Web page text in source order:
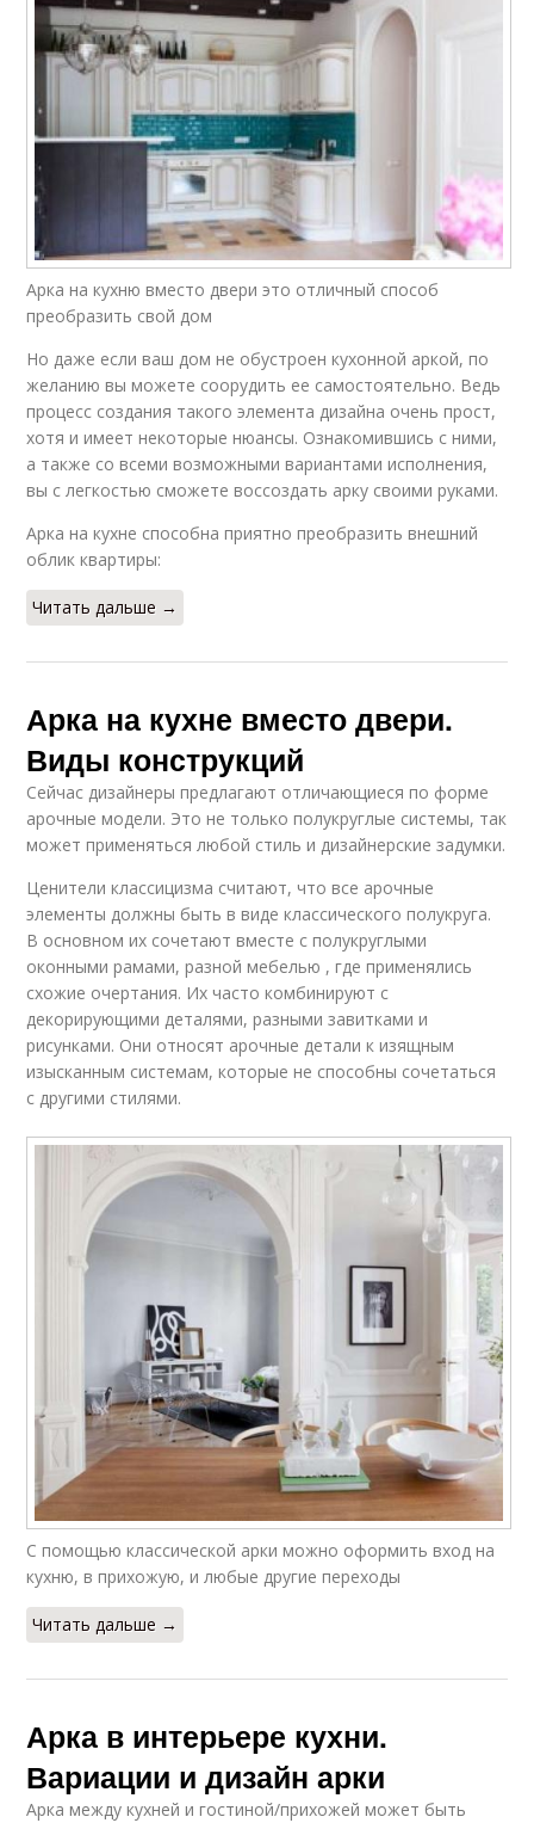
Арка на кухню вместо двери это отличный способ
преобразить свой дом
Но даже если ваш дом не обустроен кухонной аркой, по
желанию вы можете соорудить ее самостоятельно. Ведь
процесс создания такого элемента дизайна очень прост,
хотя и имеет некоторые нюансы. Ознакомившись с ними,
а также со всеми возможными вариантами исполнения,
вы с легкостью сможете воссоздать арку своими руками.
Арка на кухне способна приятно преобразить внешний
облик квартиры:
Читать дальше →
Арка на кухне вместо двери.
Виды конструкций
Сейчас дизайнеры предлагают отличающиеся по форме
арочные модели. Это не только полукруглые системы, так
может применяться любой стиль и дизайнерские задумки.
Ценители классицизма считают, что все арочные
элементы должны быть в виде классического полукруга.
В основном их сочетают вместе с полукруглыми
оконными рамами, разной мебелью , где применялись
схожие очертания. Их часто комбинируют с
декорирующими деталями, разными завитками и
рисунками. Они относят арочные детали к изящным
изысканным системам, которые не способны сочетаться
с другими стилями.
С помощью классической арки можно оформить вход на
кухню, в прихожую, и любые другие переходы
Читать дальше →
Арка в интерьере кухни.
Вариации и дизайн арки
Арка между кухней и гостиной/прихожей может быть